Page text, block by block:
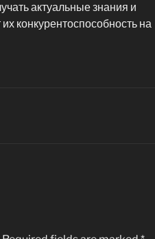
актуальные знания и
конкурентоспособность на